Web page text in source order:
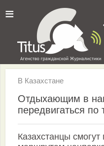
≡
В Казахстане
Отдыхающим в
передвигаться
Казахстанцы смогут